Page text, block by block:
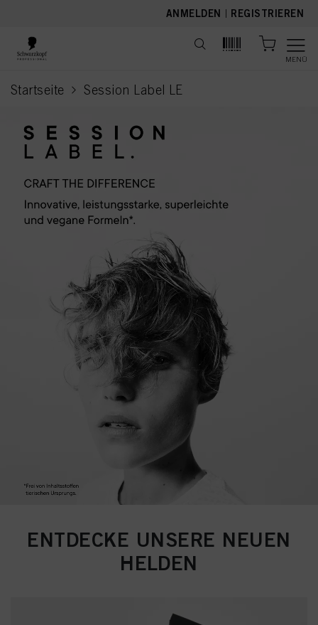
ANMELDEN | REGISTRIEREN
MENÜ
Startseite Session Label LE
current page
ENTDECKE UNSERE NEUEN
HELDEN